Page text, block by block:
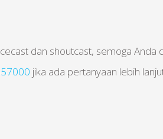
dan shoutcast, semoga
jika ada pertanyaan lebih